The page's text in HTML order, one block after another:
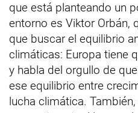
que está planteando un
entorno es Viktor Orbán,
que buscar el equilibrio
climáticas: Europa tiene
y habla del orgullo de
ese equilibrio entre
lucha climática.